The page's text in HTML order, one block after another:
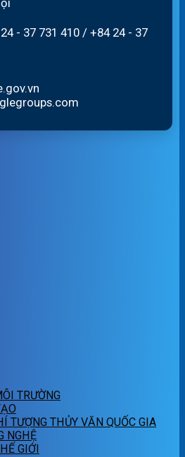
- 37 731 410 / +84 24 - 37
TRƯỜNG
TƯỢNG THỦY VĂN QUỐC GIA
NGHỆ
GIỚI